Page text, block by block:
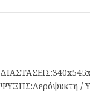
ΨΥΞΗΣ:Αερόψυκτη /